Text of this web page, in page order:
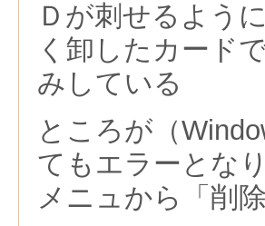
Ｄが刺せるよう
く卸したカード
みしている
ところが（
てもエラーとな
メニュから「削